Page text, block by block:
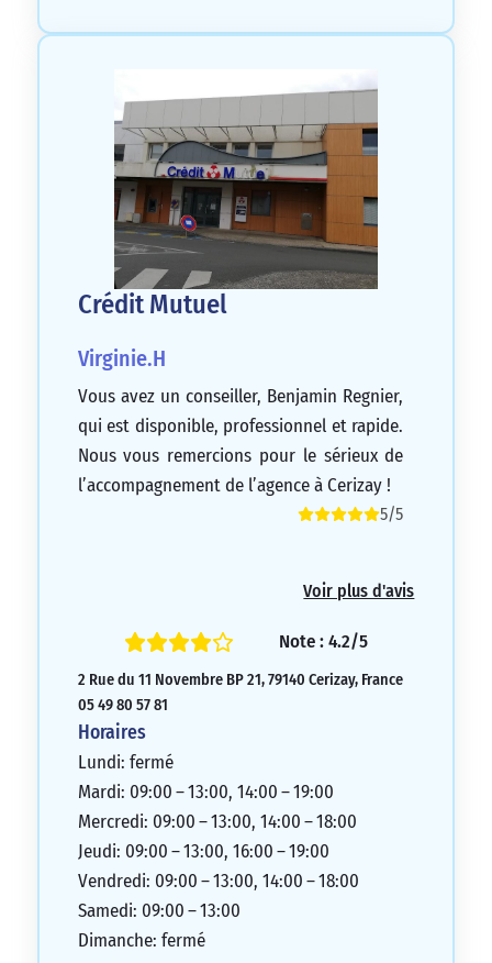
Crédit Mutuel
Virginie.H
Vous avez un conseiller, Benjamin Regnier,
qui est disponible, professionnel et rapide.
Nous vous remercions pour le sérieux de
l’accompagnement de l’agence à Cerizay !
5/5
Voir plus d'avis
Note : 4.2/5
2 Rue du 11 Novembre BP 21, 79140 Cerizay, France
05 49 80 57 81
Horaires
Lundi: fermé
Mardi: 09:00 – 13:00, 14:00 – 19:00
Mercredi: 09:00 – 13:00, 14:00 – 18:00
Jeudi: 09:00 – 13:00, 16:00 – 19:00
Vendredi: 09:00 – 13:00, 14:00 – 18:00
Samedi: 09:00 – 13:00
Dimanche: fermé